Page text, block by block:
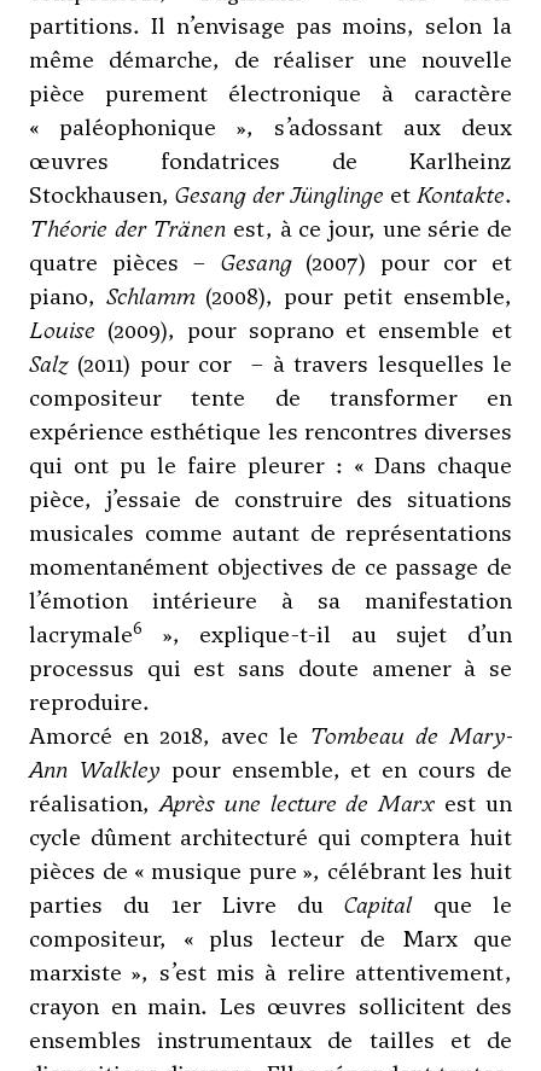
partitions. Il n’envisage pas moins, selon la
même démarche, de réaliser une nouvelle
pièce purement électronique à caractère
« paléophonique », s’adossant aux deux
œuvres fondatrices de Karlheinz
Stockhausen, Gesang der Jünglinge etKontakte.
Théorie der Tränen est, à ce jour, une série de
quatre pièces – Gesang(2007) pour cor et
piano, Schlamm(2008), pour petit ensemble,
Louise (2009), pour soprano et ensemble et
Salz (2011) pour cor – à travers lesquelles le
compositeur tente de transformer en
expérience esthétique les rencontres diverses
qui ont pu le faire pleurer : « Dans chaque
pièce, j’essaie de construire des situations
musicales comme autant de représentations
momentanément objectives de ce passage de
l’émotion intérieure à sa manifestation
lacrymale6
», explique-t-il au sujet d’un
processus qui est sans doute amener à se
reproduire.
Amorcé en 2018, avec le Tombeau de Mary-
Ann Walkley pour ensemble, et en cours de
réalisation,Après une lecture de Marx est un
cycle dûment architecturé qui comptera huit
pièces de « musique pure », célébrant les huit
parties du 1er Livre duCapitalque le
compositeur, « plus lecteur de Marx que
marxiste », s’est mis à relire attentivement,
crayon en main. Les œuvres sollicitent des
ensembles instrumentaux de tailles et de